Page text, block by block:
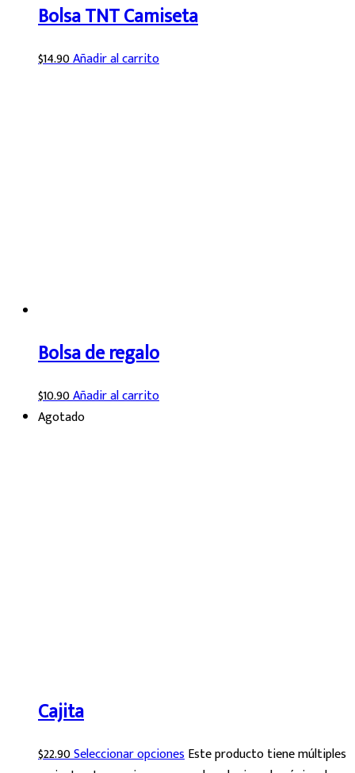
Bolsa TNT Camiseta
$14.90Añadir al carrito
Bolsa de regalo
$10.90Añadir al carrito
Agotado
Cajita
$22.90Seleccionar opcionesEste producto tiene múltiples